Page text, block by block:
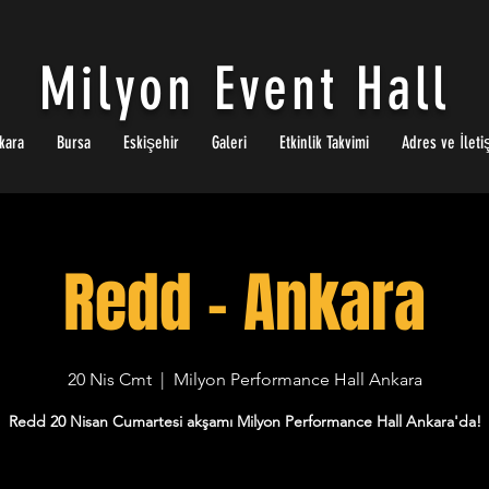
Bursa Eskişehir Galeri Etkinlik Takvimi Adres ve
Milyon Event Hall
Redd - Ankara
20 Nis Cmt
  |
Milyon Performance Hall Ankara
Redd 20 Nisan Cumartesi akşamı Milyon Performance Hall Ankara'da!